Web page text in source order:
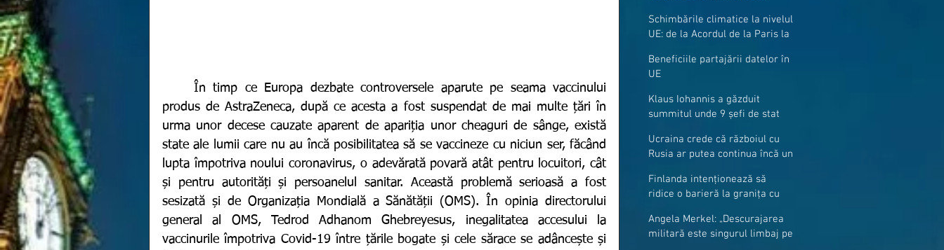
produs de AstraZeneca, după ce acesta a fost suspendat de mai multe țări în
urma unor decese cauzate aparent de apariția unor cheaguri de sânge, există
state ale lumii care nu au încă posibilitatea să se vaccineze cu niciun ser, făcând
lupta împotriva noului coronavirus, o adevărată povară atât pentru locuitori, cât
și pentru autorități și persoanelul sanitar. Această problemă serioasă a fost
sesizată și de Organizația Mondială a Sănătății (OMS). În opinia directorului
general al OMS, Tedrod Adhanom Ghebreyesus, inegalitatea accesului la
vaccinurile împotriva Covid-19 între țările bogate și cele sărace se adâncește și
Schimbările climatice la nivelul
UE: de la Acordul de la Paris la
Beneficiile partajării datelor în
UE
Klaus Iohannis a găzduit
summitul unde 9 șefi de stat
granițe
Ucraina crede că războiul cu
Rusia ar putea continua încă un
Finlanda intenționează să
ridice o barieră la granița cu
Angela Merkel: „Descurajarea
militară este singurul limbaj pe